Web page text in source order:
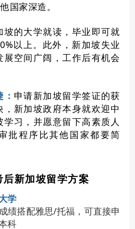
国家深造。
坡的大学就读，毕业即可就
以上。此外，新加坡失业
空间广阔，工作后有机会
申请新加坡留学签证的获
新加坡政府本身就欢迎中
习，并愿意留下高素质人
批程序比其他国家都要简
后新加坡留学方案
学
绩搭配雅思/托福，可直接申
科